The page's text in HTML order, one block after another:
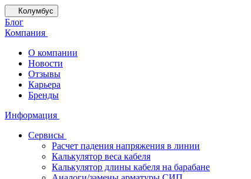
Колумбус
Блог
Компания
О компании
Новости
Отзывы
Карьера
Бренды
Информация
Сервисы
Расчет падения напряжения в линии
Калькулятор веса кабеля
Калькулятор длины кабеля на барабане